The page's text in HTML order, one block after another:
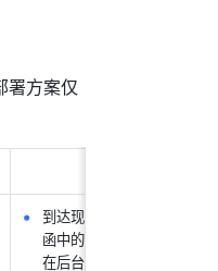
署方案仅
到达现场并提供短信邀请
函中的
在后台手动输入验证